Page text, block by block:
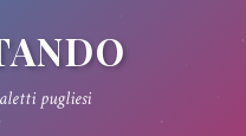
pugliesi